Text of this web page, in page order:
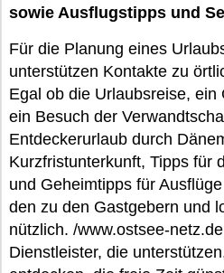
sowie Ausflugstipps und
Für die Planung eines
unterstützen Kontakte zu
Egal ob die Urlaubsreise, ein
ein Besuch der
Entdeckerurlaub durch
Kurzfristunterkunft, Tipps für
und Geheimtipps für
den zu den Gastgebern und
nützlich. /www.ostsee-
Dienstleister, die